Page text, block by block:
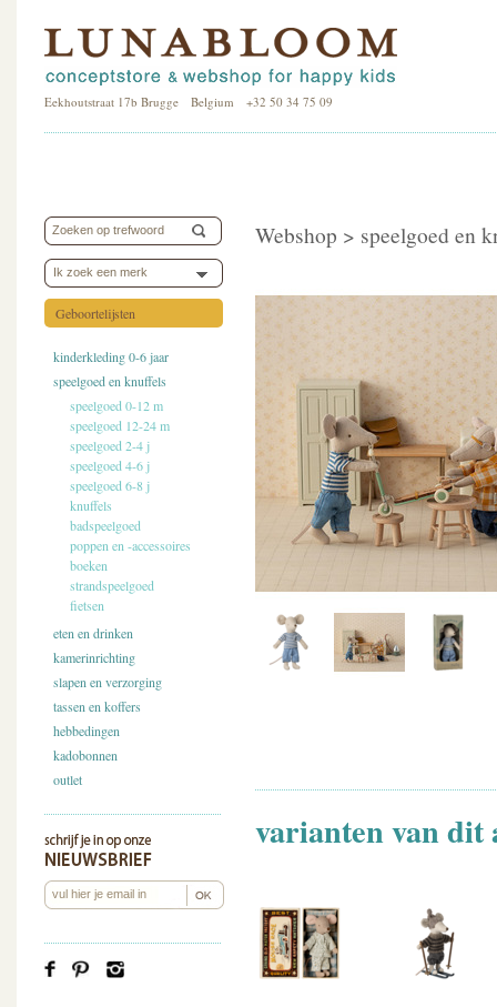
Eekhoutstraat 17b Brugge Belgium +32 50 34 75 09
Ik zoek een merk
Geboortelijsten
kinderkleding 0-6 jaar
speelgoed en knuffels
speelgoed 0-12 m
speelgoed 12-24 m
speelgoed 2-4 j
speelgoed 4-6 j
speelgoed 6-8 j
knuffels
badspeelgoed
poppen en -accessoires
boeken
strandspeelgoed
fietsen
eten en drinken
kamerinrichting
slapen en verzorging
tassen en koffers
hebbedingen
kadobonnen
outlet
Webshop > speelgoed en
varianten van